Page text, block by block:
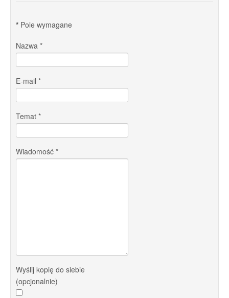
* Pole wymagane
Nazwa *
E-mail *
Temat *
Wiadomość *
Wyślij kopię do siebie
(opcjonalnie)